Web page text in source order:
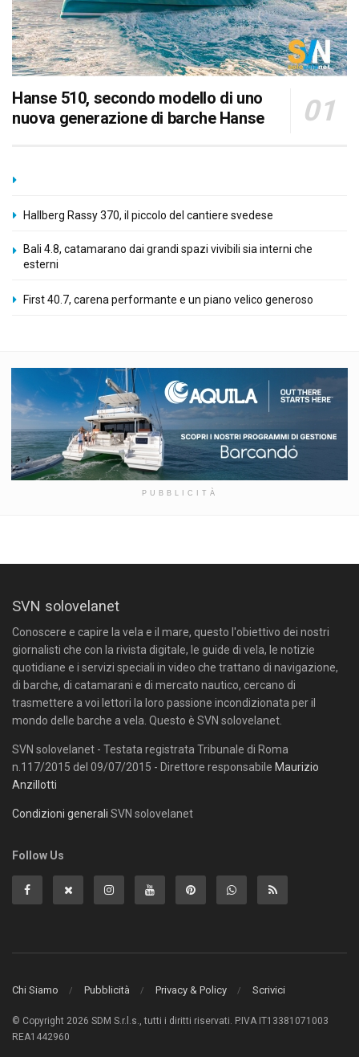
Hanse 510, secondo modello di uno
nuova generazione di barche Hanse
Hallberg Rassy 370, il piccolo del cantiere svedese
Bali 4.8, catamarano dai grandi spazi vivibili sia interni che
esterni
First 40.7, carena performante e un piano velico generoso
PUBBLICITÀ
SVN solovelanet
Conoscere e capire la vela e il mare, questo l'obiettivo dei nostri
giornalisti che con la rivista digitale, le guide di vela, le notizie
quotidiane e i servizi speciali in video che trattano di navigazione,
di barche, di catamarani e di mercato nautico, cercano di
trasmettere a voi lettori la loro passione incondizionata per il
mondo delle barche a vela. Questo è SVN solovelanet.
SVN solovelanet - Testata registrata Tribunale di Roma
n.117/2015 del 09/07/2015 - Direttore responsabile Maurizio
Anzillotti
Condizioni generali SVN solovelanet
Follow Us
Chi Siamo Pubblicità Privacy & Policy Scrivici
© Copyright 2026 SDM S.r.l.s., tutti i diritti riservati. P.IVA IT13381071003
REA1442960